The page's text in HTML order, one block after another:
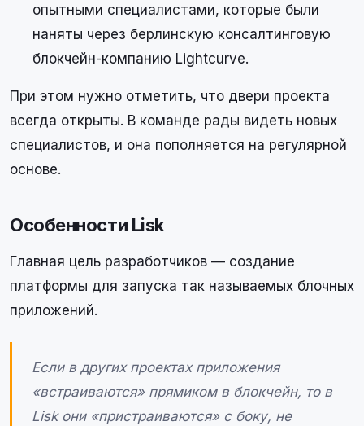
опытными специалистами, которые были
наняты через берлинскую консалтинговую
блокчейн-компанию Lightcurve.
При этом нужно отметить, что двери проекта
всегда открыты. В команде рады видеть новых
специалистов, и она пополняется на регулярной
основе.
Особенности Lisk
Главная цель разработчиков — создание
платформы для запуска так называемых блочных
приложений.
Если в других проектах приложения
«встраиваются» прямиком в блокчейн, то в
Lisk они «пристраиваются» с боку, не